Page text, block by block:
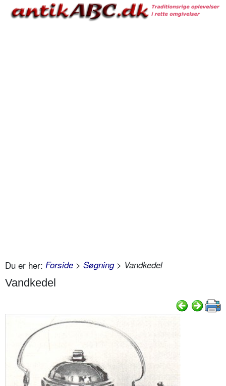
Du er her: Forside > Søgning> Vandkedel
Vandkedel